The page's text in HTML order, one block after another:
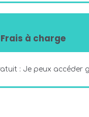
Frais à charge
: Je peux accéder